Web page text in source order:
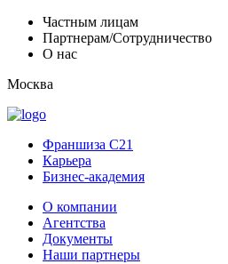
Частным лицам
Партнерам/Сотрудничество
О нас
Москва
Франшиза C21
Карьера
Бизнес-академия
О компании
Агентства
Документы
Наши партнеры